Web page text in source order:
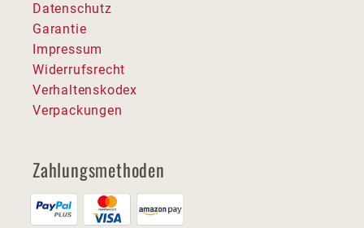
Datenschutz
Garantie
Impressum
Widerrufsrecht
Verhaltenskodex
Verpackungen
Zahlungsmethoden